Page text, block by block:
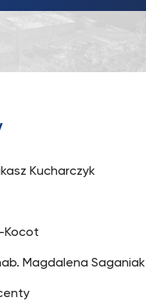
Kucharczyk
Kocot
Magdalena Saganiak